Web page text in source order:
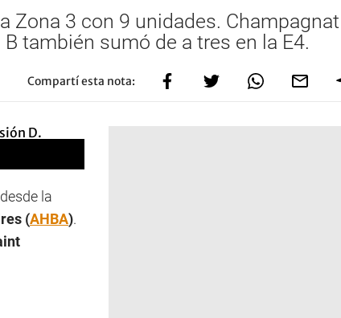
Zona 3 con 9 unidades. Champagnat
también sumó de a tres en la E4.
Compartí esta nota:
la
(AHBA).